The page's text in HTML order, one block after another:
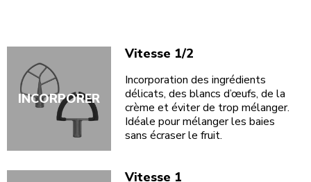
Vitesse 1/2
Incorporation des ingrédients
délicats, des blancs d’œufs, de la
crème et éviter de trop mélanger.
Idéale pour mélanger les baies
sans écraser le fruit.
INCORPORER
Vitesse 1